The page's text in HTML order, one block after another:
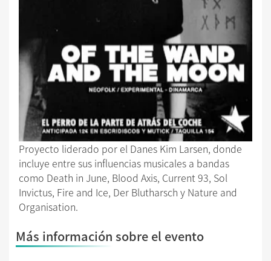
Proyecto liderado por el Danes Kim Larsen, donde
incluye entre sus influencias musicales a bandas
como Death in June, Blood Axis, Current 93, Sol
Invictus, Fire and Ice, Der Blutharsch y Nature and
Organisation.
Más información sobre el evento